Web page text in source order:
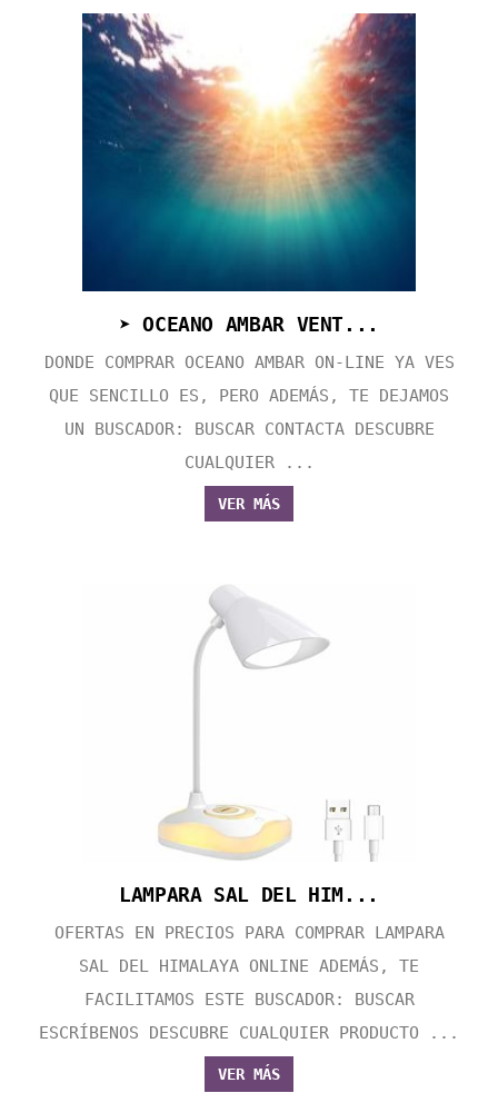
➤ OCEANO AMBAR VENT...
DONDE COMPRAR OCEANO AMBAR ON-LINE YA VES
QUE SENCILLO ES, PERO ADEMÁS, TE DEJAMOS
UN BUSCADOR: BUSCAR CONTACTA DESCUBRE
CUALQUIER ...
VER MÁS
LAMPARA SAL DEL HIM...
OFERTAS EN PRECIOS PARA COMPRAR LAMPARA
SAL DEL HIMALAYA ONLINE ADEMÁS, TE
FACILITAMOS ESTE BUSCADOR: BUSCAR
ESCRÍBENOS DESCUBRE CUALQUIER PRODUCTO ...
VER MÁS